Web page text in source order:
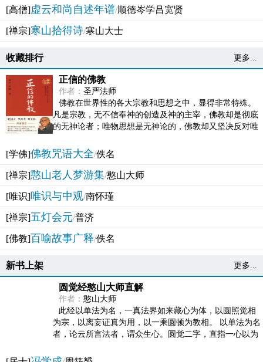
[高僧]虚云和尚自述年谱/顺德岑学吕宽贤
[禅宗]寒山拾得诗/寒山大士
收藏排行 更多...
正信的佛教
作者： 圣严法师
佛教在世界性的各大宗教和思想之中，显得非常特殊。
凡是宗教，无不信奉神的创造及神的主宰，佛教却是彻底
的无神论者；唯物思想是无神论的，佛教却又坚决反对唯
[学佛]佛教咒语大全/佚名
[禅宗]憨山老人梦游集/憨山大师
[唯识]唯识与中观/南怀瑾
[禅宗]五灯会元/普济
[佛教]百喻故事广释/佚名
新书上架 更多...
圆觉经憨山大师直解
作者： 憨山大师
此经以单法为名，一真法界如来藏心为体，以圆照觉相
为宗，以离妄证真为用，以一乘圆顿为教相。 以单法为名
者，论云所言法者，谓众生心。圆觉二字，直指一心以为